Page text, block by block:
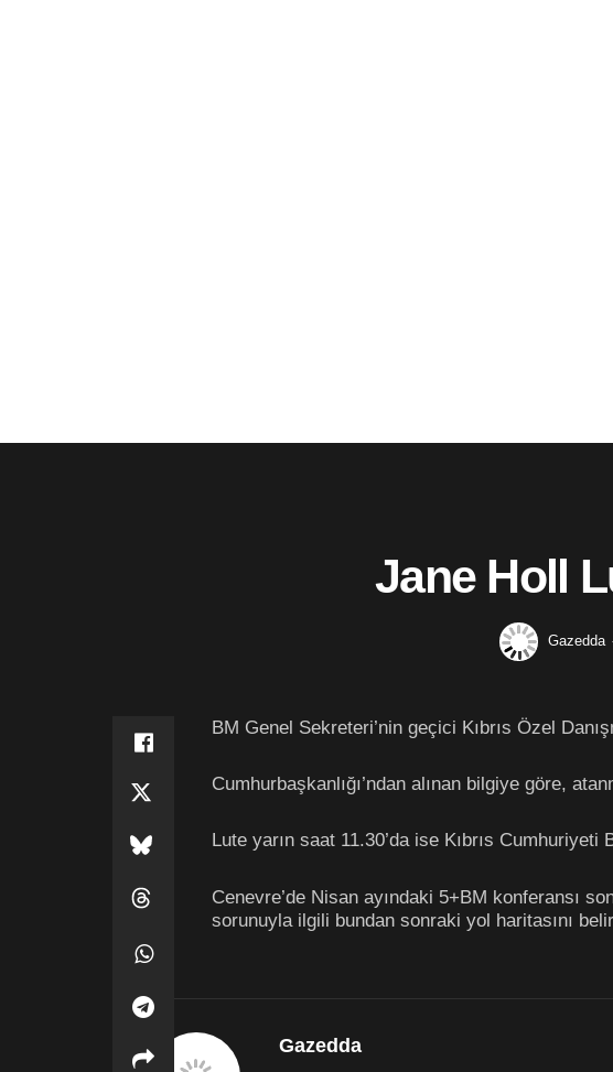
Jane Holl
Gazedda
BM Genel Sekreteri’nin geçici Kıbrıs Özel
Cumhurbaşkanlığı’ndan alınan bilgiye göre,
Lute yarın saat 11.30’da ise Kıbrıs
Cenevre’de Nisan ayındaki 5+BM konferansı
sorunuyla ilgili bundan sonraki yol haritasını
Gazedda